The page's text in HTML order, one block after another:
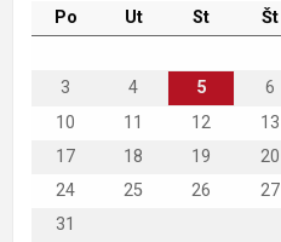
Po Ut St Št
3
4 5 6
10
11 12 13
17
18 19 20
24
25 26 27
31